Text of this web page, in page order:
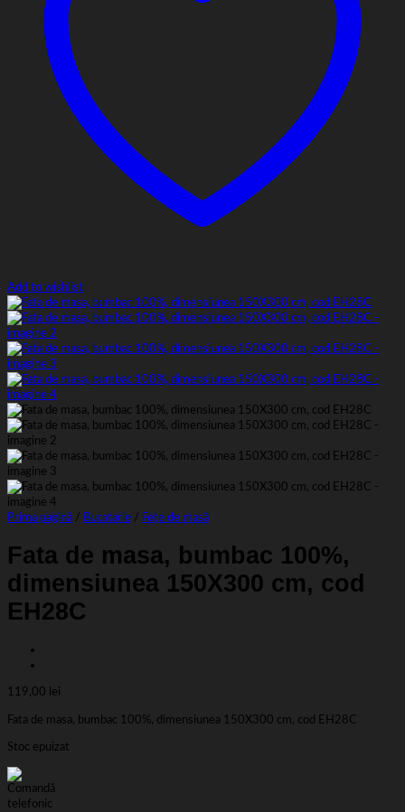
Add to wishlist
Prima pagină / Bucatarie / Fețe de masă
Fata de masa, bumbac 100%,
dimensiunea 150X300 cm, cod
EH28C
119,00 lei
Fata de masa, bumbac 100%, dimensiunea 150X300 cm, cod EH28C
Stoc epuizat